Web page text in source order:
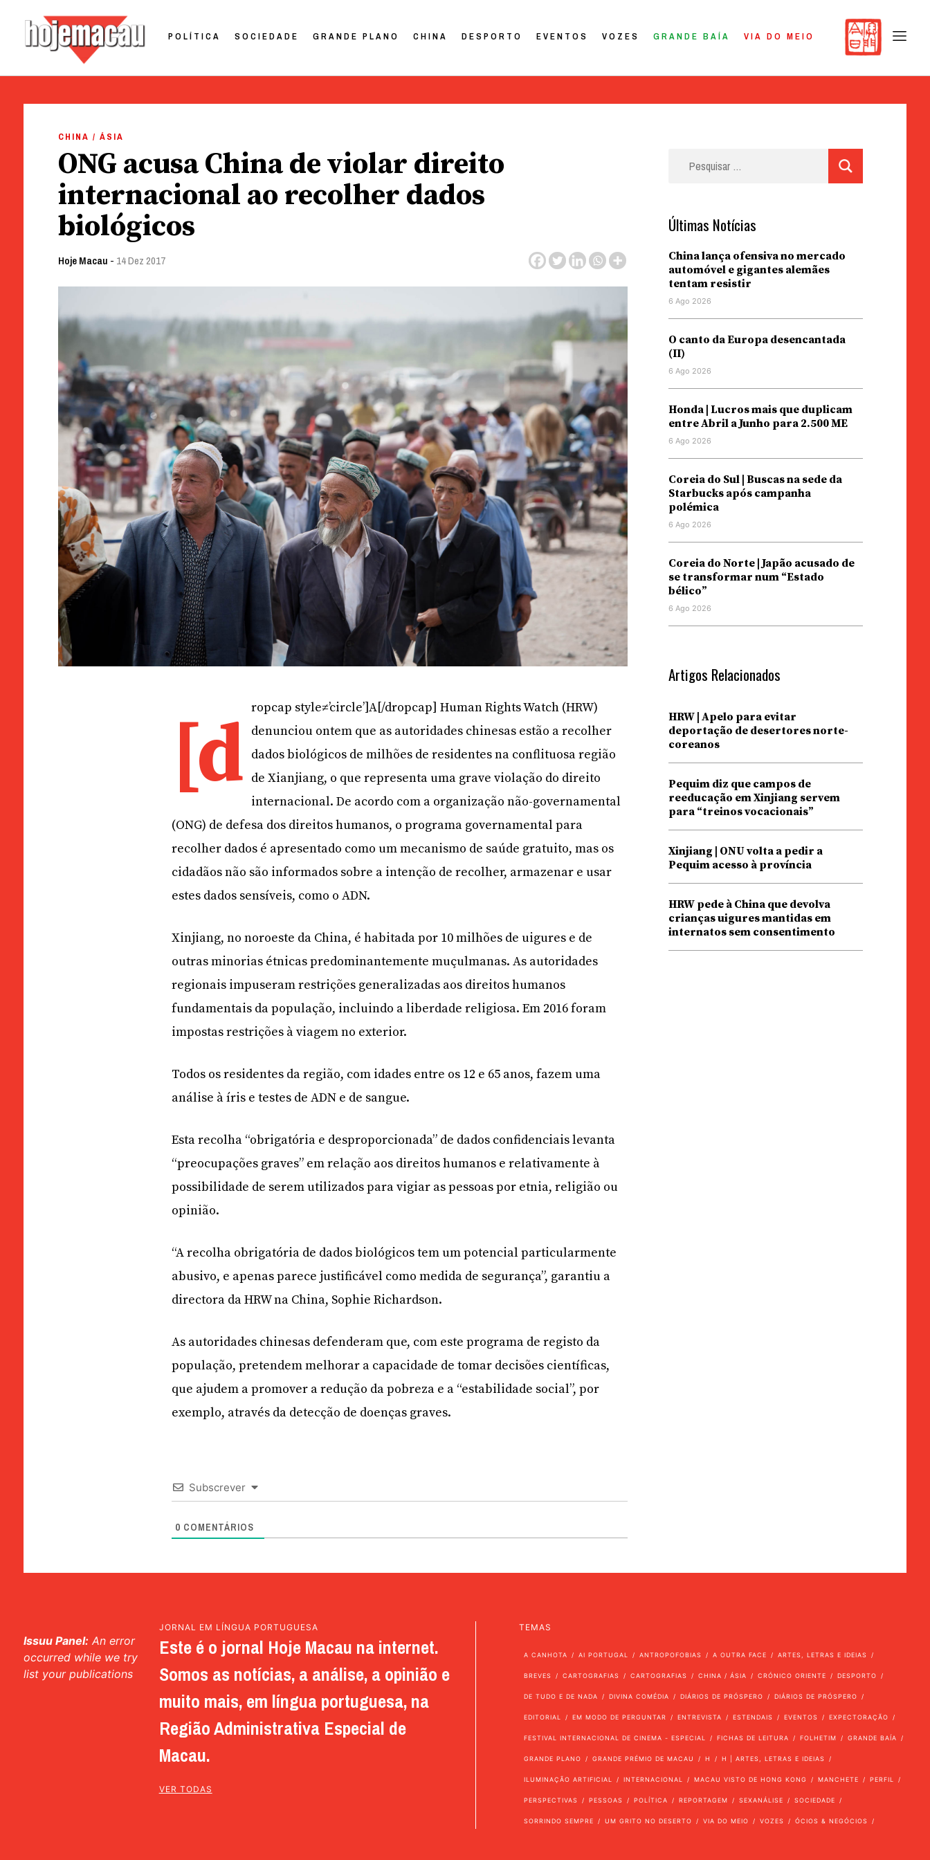
POLÍTICA SOCIEDADE GRANDE PLANO CHINA DESPORTO EVENTOS VOZES GRANDE BAÍA VIA DO MEIO
CHINA / ÁSIA
ONG acusa China de violar direito
internacional ao recolher dados
biológicos
Hoje Macau - 14 Dez 2017
[d ropcap style≠’circle’]A[/dropcap] Human Rights Watch (HRW)
denunciou ontem que as autoridades chinesas estão a recolher
dados biológicos de milhões de residentes na conflituosa região
de Xianjiang, o que representa uma grave violação do direito
internacional. De acordo com a organização não-governamental
(ONG) de defesa dos direitos humanos, o programa governamental para
recolher dados é apresentado como um mecanismo de saúde gratuito, mas os
cidadãos não são informados sobre a intenção de recolher, armazenar e usar
estes dados sensíveis, como o ADN.
Xinjiang, no noroeste da China, é habitada por 10 milhões de uigures e de
outras minorias étnicas predominantemente muçulmanas. As autoridades
regionais impuseram restrições generalizadas aos direitos humanos
fundamentais da população, incluindo a liberdade religiosa. Em 2016 foram
impostas restrições à viagem no exterior.
Todos os residentes da região, com idades entre os 12 e 65 anos, fazem uma
análise à íris e testes de ADN e de sangue.
Esta recolha “obrigatória e desproporcionada” de dados confidenciais levanta
“preocupações graves” em relação aos direitos humanos e relativamente à
possibilidade de serem utilizados para vigiar as pessoas por etnia, religião ou
opinião.
“A recolha obrigatória de dados biológicos tem um potencial particularmente
abusivo, e apenas parece justificável como medida de segurança”, garantiu a
directora da HRW na China, Sophie Richardson.
As autoridades chinesas defenderam que, com este programa de registo da
população, pretendem melhorar a capacidade de tomar decisões científicas,
que ajudem a promover a redução da pobreza e a “estabilidade social”, por
exemplo, através da detecção de doenças graves.
Subscrever
0 COMENTÁRIOS
Últimas Notícias
China lança ofensiva no mercado
automóvel e gigantes alemães
tentam resistir
6 Ago 2026
O canto da Europa desencantada
(II)
6 Ago 2026
Honda | Lucros mais que duplicam
entre Abril a Junho para 2.500 ME
6 Ago 2026
Coreia do Sul | Buscas na sede da
Starbucks após campanha
polémica
6 Ago 2026
Coreia do Norte | Japão acusado de
se transformar num “Estado
bélico”
6 Ago 2026
Artigos Relacionados
HRW | Apelo para evitar
deportação de desertores norte-
coreanos
Pequim diz que campos de
reeducação em Xinjiang servem
para “treinos vocacionais”
Xinjiang | ONU volta a pedir a
Pequim acesso à província
HRW pede à China que devolva
crianças uigures mantidas em
internatos sem consentimento
Issuu Panel: An error
occurred while we try
list your publications
JORNAL EM LÍNGUA PORTUGUESA
Este é o jornal Hoje Macau na internet.
Somos as notícias, a análise, a opinião e
muito mais, em língua portuguesa, na
Região Administrativa Especial de
Macau.
VER TODAS
TEMAS
A CANHOTA AI PORTUGAL ANTROPOFOBIAS A OUTRA FACE ARTES, LETRAS E IDEIAS
BREVES CARTOGRAFIAS CARTOGRAFIAS CHINA / ÁSIA CRÓNICO ORIENTE DESPORTO
DE TUDO E DE NADA DIVINA COMÉDIA DIÁRIOS DE PRÓSPERO DIÁRIOS DE PRÓSPERO
EDITORIAL EM MODO DE PERGUNTAR ENTREVISTA ESTENDAIS EVENTOS EXPECTORAÇÃO
FESTIVAL INTERNACIONAL DE CINEMA - ESPECIAL FICHAS DE LEITURA FOLHETIM GRANDE BAÍA
GRANDE PLANO GRANDE PRÉMIO DE MACAU H H | ARTES, LETRAS E IDEIAS
ILUMINAÇÃO ARTIFICIAL INTERNACIONAL MACAU VISTO DE HONG KONG MANCHETE PERFIL
PERSPECTIVAS PESSOAS POLÍTICA REPORTAGEM SEXANÁLISE SOCIEDADE
SORRINDO SEMPRE UM GRITO NO DESERTO VIA DO MEIO VOZES ÓCIOS & NEGÓCIOS